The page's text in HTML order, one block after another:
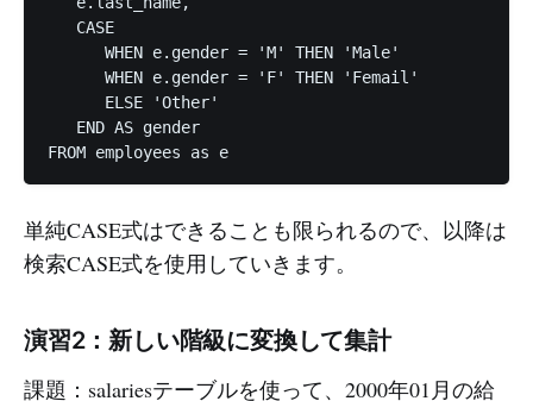
   CASE
      WHEN e.gender = 'M' THEN 'Male'
      WHEN e.gender = 'F' THEN 'Femail'
      ELSE 'Other'
   END AS gender
単純CASE式はできることも限られるので、以降は
検索CASE式を使用していきます。
演習2：新しい階級に変換して集計
課題：salariesテーブルを使って、2000年01月の給